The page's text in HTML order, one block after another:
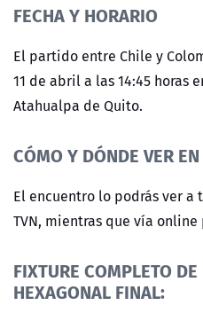
FECHA Y HORARIO
El partido entre Chile y
11 de abril a las 14:45 horas
Atahualpa de Quito.
CÓMO Y DÓNDE VER
El encuentro lo podrás ver a
TVN, mientras que vía online
FIXTURE COMPLETO
HEXAGONAL FINAL: